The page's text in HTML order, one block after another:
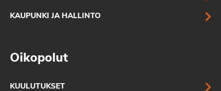
KAUPUNKI JA HALLINTO
Oikopolut
KUULUTUKSET